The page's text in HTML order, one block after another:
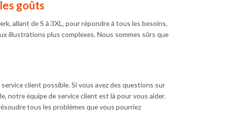
goûts
allant de S à 3XL, pour répondre à tous les besoins.
illustrations plus complexes. Nous sommes sûrs que
client possible. Si vous avez des questions sur
notre équipe de service client est là pour vous aider.
tous les problèmes que vous pourriez